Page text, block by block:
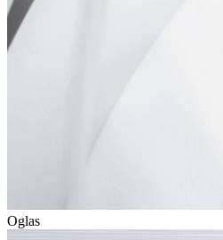
Oglas